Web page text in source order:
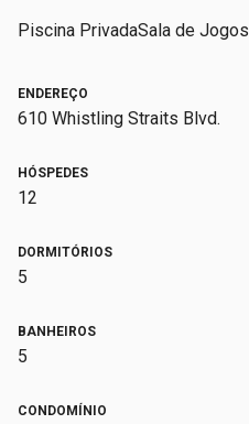
Piscina PrivadaSala de Jogos
ENDEREÇO
610 Whistling Straits Blvd.
HÓSPEDES
12
DORMITÓRIOS
5
BANHEIROS
5
CONDOMÍNIO